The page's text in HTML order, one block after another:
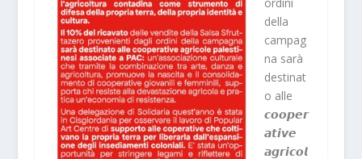
della
campag
na sarà
destinat
o alle
𝙘𝙤𝙤𝙥𝙚𝙧
𝙖𝙩𝙞𝙫𝙚
𝙖𝙜𝙧𝙞𝙘𝙤𝙡